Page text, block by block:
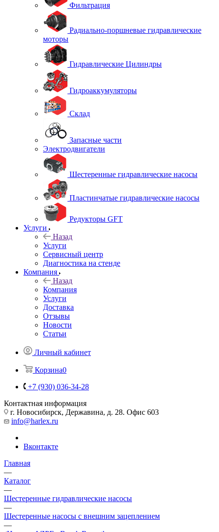
Фильтрация
Радиально-поршневые гидравлические
моторы
Гидравлические Цилиндры
Гидроаккумуляторы
Склад
Запасные части
Электродвигатели
Шестеренные гидравлические насосы
Пластинчатые гидравлические насосы
Редукторы GFT
Услуги
Назад
Услуги
Сервисный центр
Диагностика на стенде
Компания
Назад
Компания
Услуги
Доставка
Отзывы
Новости
Статьи
Личный кабинет
Корзина0
+7 (930) 036-34-28
Контактная информация
г. Новосибирск, Державина, д. 28. Офис 603
info@harlex.ru
Вконтакте
Главная
—
Каталог
—
Шестеренные гидравлические насосы
—
Шестеренные насосы с внешним зацеплением
—